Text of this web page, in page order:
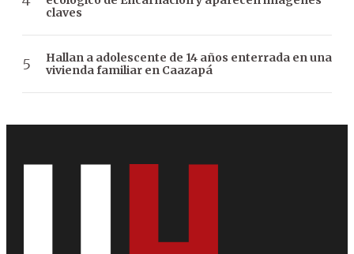
claves
Hallan a adolescente de 14 años enterrada en una
vivienda familiar en Caazapá